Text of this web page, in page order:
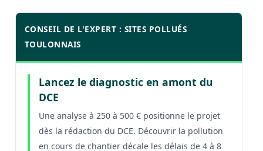
CONSEIL DE L'EXPERT : SITES POLLUÉS
TOULONNAIS
Lancez le diagnostic en amont du
DCE
Une analyse à 250 à 500 € positionne le projet
dès la rédaction du DCE. Découvrir la pollution
en cours de chantier décale les délais de 4 à 8